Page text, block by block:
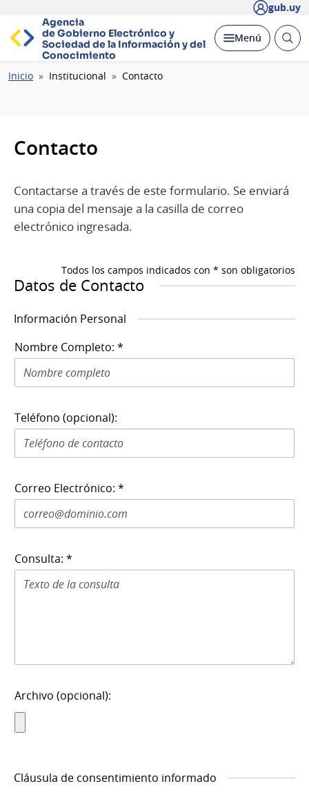
gub.uy
Agencia
de Gobierno Electrónico y
Sociedad de la Información y del
Conocimiento
Desplegar
Menú Abrir
Ruta
Inicio Institucional Contacto
Contacto
Contactarse a través de este formulario. Se enviará
una copia del mensaje a la casilla de correo
electrónico ingresada.
Todos los campos indicados con * son obligatorios
Datos de Contacto
Información Personal
Nombre Completo: *
Teléfono (opcional):
Correo Electrónico: *
Consulta: *
Archivo (opcional):
Cláusula de consentimiento informado